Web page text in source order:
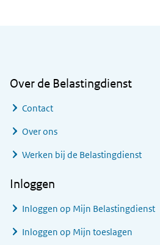
Over de Belastingdienst
Contact
Over ons
Werken bij de Belastingdienst
Inloggen
Inloggen op Mijn Belastingdienst
Inloggen op Mijn toeslagen